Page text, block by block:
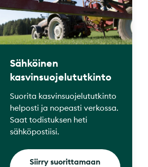
Sähköinen
kasvinsuojelututkinto
Suorita kasvinsuojelututkinto
helposti ja nopeasti verkossa.
Saat todistuksen heti
sähköpostiisi.
Siirry suorittamaan